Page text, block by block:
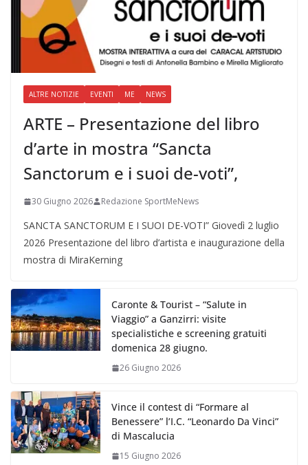
ALTRE NOTIZIE EVENTI ME NEWS
ARTE – Presentazione del libro
d’arte in mostra “Sancta
Sanctorum e i suoi de-voti”,
30 Giugno 2026 Redazione SportMeNews
SANCTA SANCTORUM E I SUOI DE-VOTI” Giovedì 2 luglio
2026 Presentazione del libro d’artista e inaugurazione della
mostra di MiraKerning
Caronte & Tourist – “Salute in
Viaggio” a Ganzirri: visite
specialistiche e screening gratuiti
domenica 28 giugno.
26 Giugno 2026
Vince il contest di “Formare al
Benessere” l’I.C. “Leonardo Da Vinci”
di Mascalucia
15 Giugno 2026